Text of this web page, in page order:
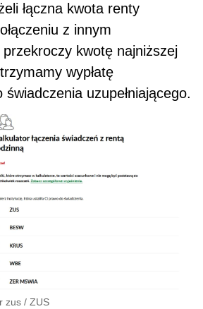
łączna kwota renty
z innym
kwotę najniższej
wypłatę
świadczenia uzupełniającego.
zus / ZUS